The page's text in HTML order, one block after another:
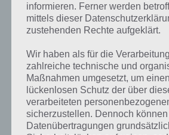
Hotel ist die Lösung für das tägliche Rätsel
Wort, doch welche Bedeutung hat dieses
dazu zu wissen? Passt das Wort auch zu Um
kurze Begriffserklärung!
Zu Hotel haben wir zunächst keine
informieren. Ferner werden
mittels dieser
zustehenden Rechte aufgeklärt.
Wir haben als für die
zahlreiche technische und
Maßnahmen umgesetzt, um
lückenlosen Schutz der über
verarbeiteten
sicherzustellen. Dennoch
Datenübertragungen